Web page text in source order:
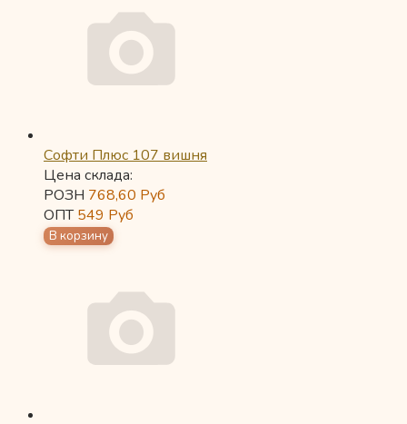
Софти Плюс 107 вишня
Цена склада:
РОЗН 768,60 Руб
ОПТ549 Руб